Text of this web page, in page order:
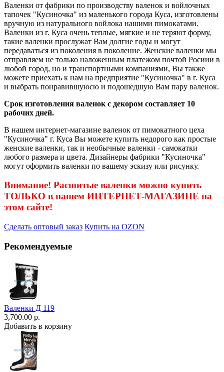
Валенки от фабрики по производству валенок и войлочных
тапочек "Кусиночка" из маленького города Куса, изготовлены
вручную из натурального войлока нашими пимокатами.
Валенки из г. Куса очень теплые, мягкие и не теряют форму,
такие валенки прослужат Вам долгие годы и могут
передаваться из поколения в поколение. Женские валенки мы
отправляем не только наложенным платежом почтой Росиии в
любой город, но и транспортными компаниями, Вы также
можете приехать к нам на предприятие "Кусиночка" в г. Куса
и выбрать понравившуюсю и подошедшую Вам пару валенок.
Срок изготовления валенок с декором составляет 10
рабочих дней.
В нашем интернет-магазине валенок от пимокатного цеха
"Кусиночка" г. Куса Вы можете купить недорого как простые
женские валенки, так и необычные валенки - самокатки
любого размера и цвета. Дизайнеры фабрики "Кусиночка"
могут оформить валенки по вашему эскизу или рисунку.
Внимание! Расшитые валенки можно купить
ТОЛЬКО в нашем ИНТЕРНЕТ-МАГАЗИНЕ на
этом сайте!
Сделать оптовый заказ Купить на OZON
Рекомендуемые
Валенки Д 119
3,700.00 р.
Добавить в корзину